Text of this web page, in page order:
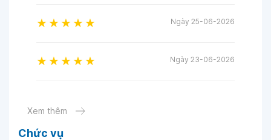
Chức vụ
Ngày 25-06-2026
Ngày 23-06-2026
Xem thêm